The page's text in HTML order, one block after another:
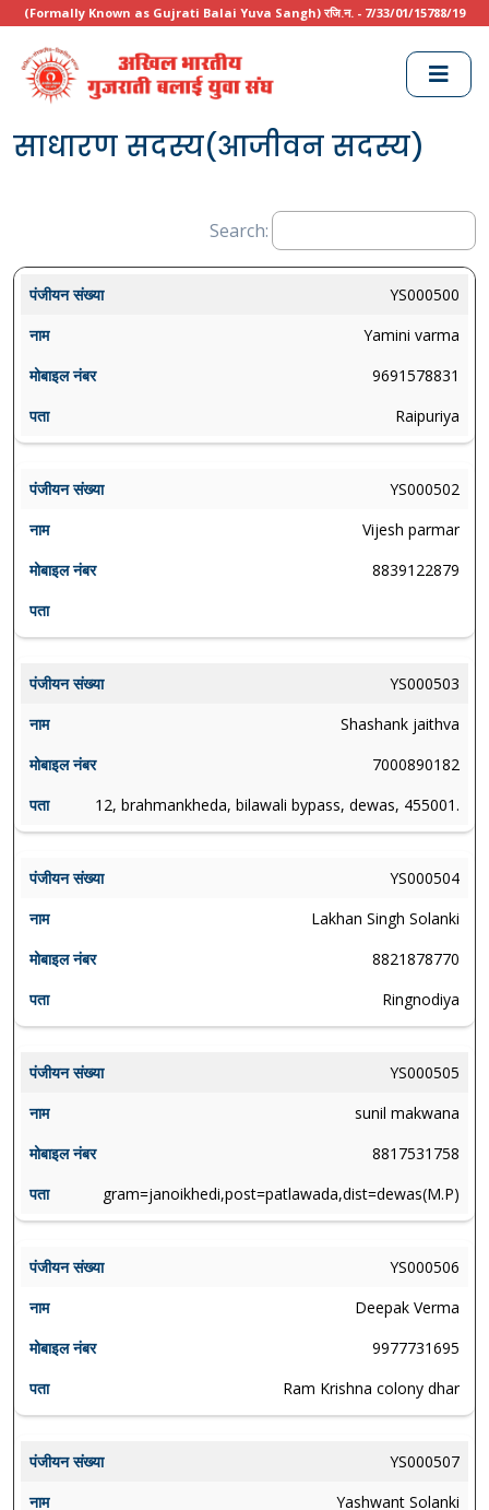
(Formally Known as Gujrati Balai Yuva Sangh) रजि.न. - 7/33/01/15788/19
साधारण सदस्य(आजीवन सदस्य)
Search:
YS000500
Yamini varma
9691578831
Raipuriya
YS000502
Vijesh parmar
8839122879
YS000503
Shashank jaithva
7000890182
12, brahmankheda, bilawali bypass, dewas, 455001.
YS000504
Lakhan Singh Solanki
8821878770
Ringnodiya
YS000505
sunil makwana
8817531758
gram=janoikhedi,post=patlawada,dist=dewas(M.P)
YS000506
Deepak Verma
9977731695
Ram Krishna colony dhar
YS000507
Yashwant Solanki